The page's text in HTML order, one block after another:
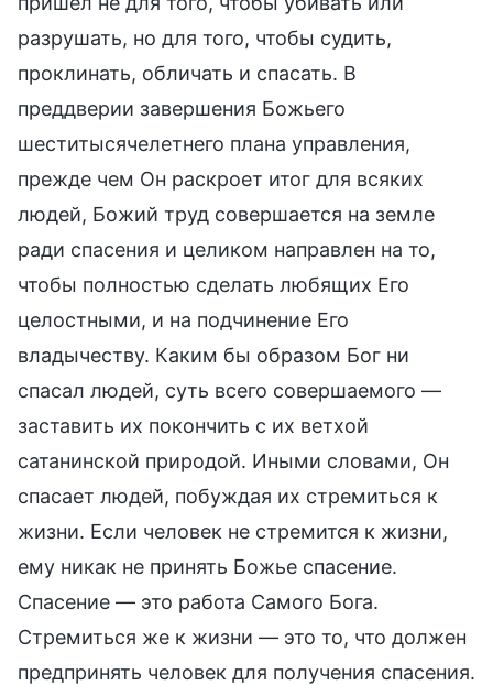
разрушать, но для того, чтобы судить,
проклинать, обличать и спасать. В
преддверии завершения Божьего
шеститысячелетнего плана управления,
прежде чем Он раскроет итог для всяких
людей, Божий труд совершается на земле
ради спасения и целиком направлен на то,
чтобы полностью сделать любящих Его
целостными, и на подчинение Его
владычеству. Каким бы образом Бог ни
спасал людей, суть всего совершаемого —
заставить их покончить с их ветхой
сатанинской природой. Иными словами, Он
спасает людей, побуждая их стремиться к
жизни. Если человек не стремится к жизни,
ему никак не принять Божье спасение.
Спасение — это работа Самого Бога.
Стремиться же к жизни — это то, что должен
предпринять человек для получения спасения.